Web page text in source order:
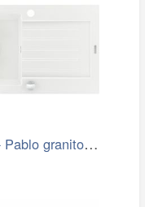
MEXEN - Pablo granitový dřez 1 s…